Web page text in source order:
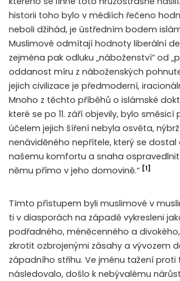
historii toho bylo v médiích řečeno
neboli džihád, je ústředním bodem
Muslimové odmítají hodnoty liberální
zejména pak odluku „náboženství“ od
oddanost míru z náboženských
jejich civilizace je předmoderní,
Mnoho z těchto příběhů o islámské
které se po 11. září objevily, bylo směsicí
účelem jejich šíření nebyla osvěta,
nenáviděného nepřítele, který se dostal
našemu komfortu a snaha
němu přímo v jeho domovině.“ [1]
Tímto přístupem byli muslimové v
ti v diasporách na západě vykresleni
podřadného, méněcenného a
zkrotit ozbrojenými zásahy a vývozem
západního střihu. Ve jménu tažení proti
následovalo, došlo k nebývalému